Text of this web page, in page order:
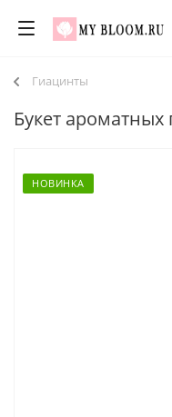
Гиацинты
Букет
НОВИНКА